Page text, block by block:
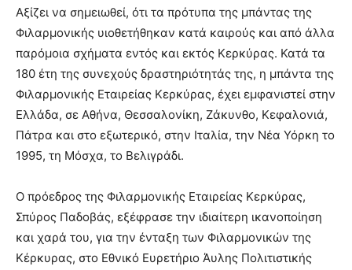
Αξίζει να σημειωθεί, ότι τα πρότυπα της μπάντας της
Φιλαρμονικής υιοθετήθηκαν κατά καιρούς και από άλλα
παρόμοια σχήματα εντός και εκτός Κερκύρας. Κατά τα
180 έτη της συνεχούς δραστηριότητάς της, η μπάντα της
Φιλαρμονικής Εταιρείας Κερκύρας, έχει εμφανιστεί στην
Ελλάδα, σε Αθήνα, Θεσσαλονίκη, Ζάκυνθο, Κεφαλονιά,
Πάτρα και στο εξωτερικό, στην Ιταλία, την Νέα Υόρκη το
1995, τη Μόσχα, το Βελιγράδι.
Ο πρόεδρος της Φιλαρμονικής Εταιρείας Κερκύρας,
Σπύρος Παδοβάς, εξέφρασε την ιδιαίτερη ικανοποίηση
και χαρά του, για την ένταξη των Φιλαρμονικών της
Κέρκυρας, στο Εθνικό Ευρετήριο Άυλης Πολιτιστικής